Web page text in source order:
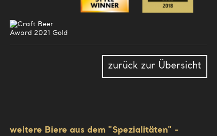
zurück zur Übersicht
weitere Biere aus dem "Spezialitäten" -